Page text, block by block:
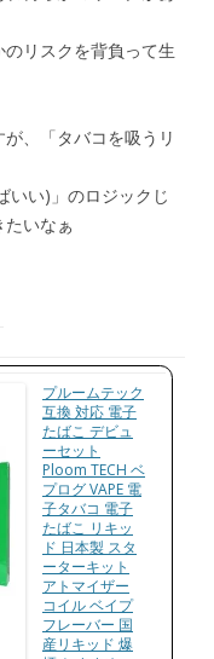
リスクを背負って生
、「タバコを吸うリ
いい)」のロジックじ
いなぁ
プルームテック
互換 対応 電子
たばこ デビュ
ーセット
Ploom TECH ベ
プログ VAPE 電
子タバコ 電子
たばこ リキッ
ド 日本製 スタ
ーターキット
アトマイザー
コイル ベイプ
フレーバー 国
産リキッド 爆